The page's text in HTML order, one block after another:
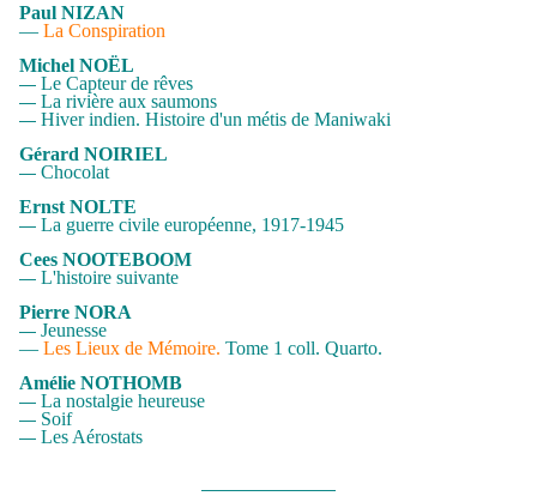
Paul NIZAN
— La Conspiration
Michel NOËL
— Le Capteur de rêves
— La rivière aux saumons
— Hiver indien. Histoire d'un métis de Maniwaki
Gérard NOIRIEL
— Chocolat
Ernst NOLTE
— La guerre civile européenne, 1917-1945
Cees NOOTEBOOM
— L'histoire suivante
Pierre NORA
— Jeunesse
— Les Lieux de Mémoire. Tome 1 coll. Quarto.
Amélie NOTHOMB
— La nostalgie heureuse
— Soif
— Les Aérostats
————————